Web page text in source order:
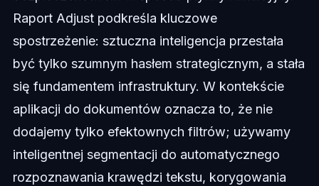
Raport Adjust podkreśla kluczowe
spostrzeżenie: sztuczna inteligencja przestała
być tylko szumnym hasłem strategicznym, a stała
się fundamentem infrastruktury. W kontekście
aplikacji do dokumentów oznacza to, że nie
dodajemy tylko efektownych filtrów; używamy
inteligentnej segmentacji do automatycznego
rozpoznawania krawędzi tekstu, korygowania